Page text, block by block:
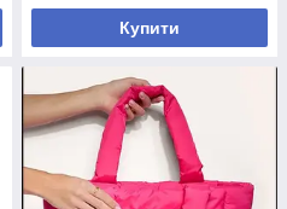
Купити